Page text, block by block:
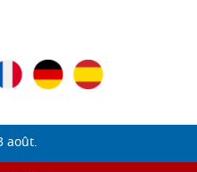
août.